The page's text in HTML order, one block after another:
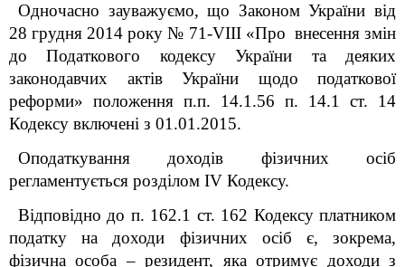
Одночасно зауважуємо, що Законом України від
28 грудня 2014 року № 71-VIII«Про внесення змін
до Податкового кодексу України та деяких
законодавчих актів України щодо податкової
реформи» положення п.п. 14.1.56 п. 14.1 ст. 14
Кодексу включені з 01.01.2015.
Оподаткування доходів фізичних осіб
регламентується розділом ІV Кодексу.
Відповідно до п. 162.1 ст. 162 Кодексу платником
податку на доходи фізичних осіб є, зокрема,
фізична особа – резидент, яка отримує доходи з